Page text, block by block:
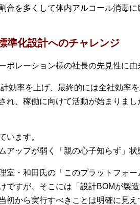
を多くして体内アルコール消毒に
準化設計へのチャレンジ
ポレーション様の社長の先見性に由
効率を上げ、最終的には全社効率
れ、稼働に向けて活動が始まりま
います。
アップが弱く「親の心子知らず」状
室・和田氏の「このプラットフォ
ですが、そこには「設計BOMが製
初から実行すべきことは明確に見